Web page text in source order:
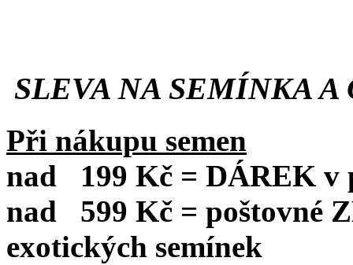
SLEVA NA SEMÍNKA A
Při nákupu semen
nad 199 Kč = DÁREK v
nad 599 Kč = poštovné
exotických semínek